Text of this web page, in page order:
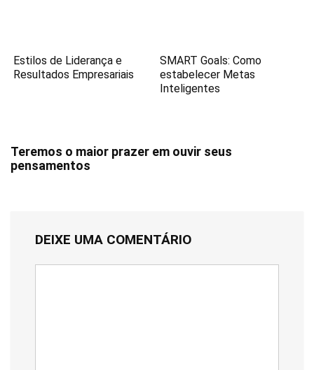
Estilos de Liderança e
Resultados Empresariais
SMART Goals: Como
estabelecer Metas
Inteligentes
Teremos o maior prazer em ouvir seus
pensamentos
DEIXE UMA COMENTÁRIO